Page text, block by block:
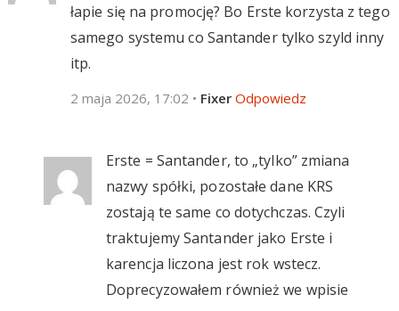
łapie się na promocję? Bo Erste korzysta z tego
samego systemu co Santander tylko szyld inny
itp.
2 maja 2026, 17:02 • Fixer Odpowiedz
Erste = Santander, to „tylko” zmiana
nazwy spółki, pozostałe dane KRS
zostają te same co dotychczas. Czyli
traktujemy Santander jako Erste i
karencja liczona jest rok wstecz.
Doprecyzowałem również we wpisie